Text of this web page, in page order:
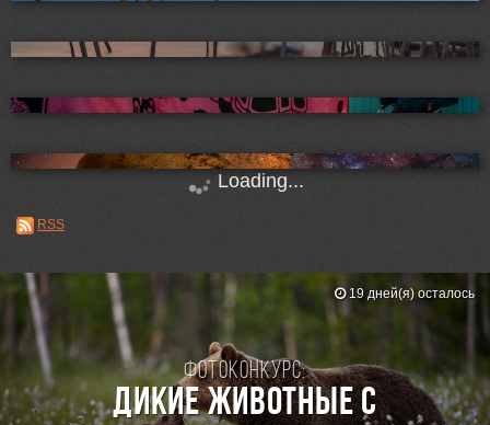
Loading...
RSS
Фотоконкурс:
Дикие животные с
19 дней(я) осталось